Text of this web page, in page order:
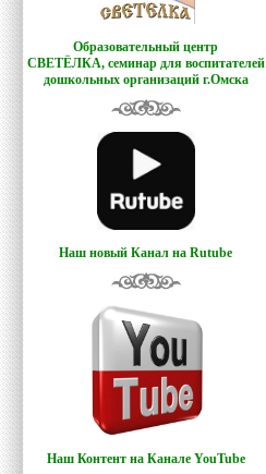
Образовательный центр
СВЕТЁЛКА, семинар для воспитателей
дошкольных организаций г.Омска
Наш новый Канал на Rutube
Наш Контент на Канале YouTube